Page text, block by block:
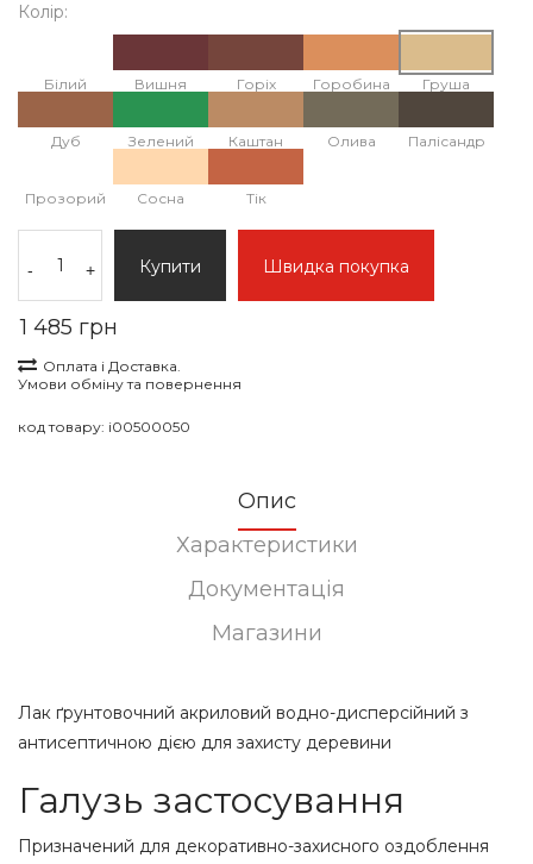
Колір:
Білий Вишня Горіх Горобина Груша
Дуб Зелений Каштан Олива Палісандр
Прозорий Сосна Тік
- + Купити Швидка покупка
1 485 грн
Оплата і Доставка.
Умови обміну та повернення
код товару: i00500050
Опис
Характеристики
Документація
Магазини
Лак ґрунтовочний акриловий водно-дисперсійний з
антисептичною дією для захисту деревини
Галузь застосування
Призначений для декоративно-захисного оздоблення